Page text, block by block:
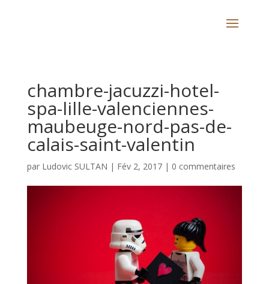
chambre-jacuzzi-hotel-
spa-lille-valenciennes-
maubeuge-nord-pas-de-
calais-saint-valentin
par Ludovic SULTAN | Fév 2, 2017| 0 commentaires